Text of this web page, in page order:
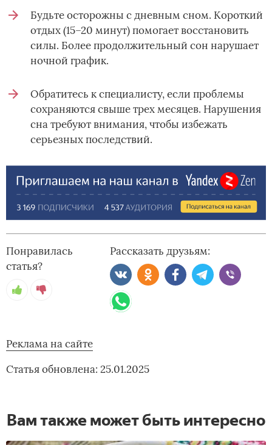
Будьте осторожны с дневным сном. Короткий
отдых (15–20 минут) помогает восстановить
силы. Более продолжительный сон нарушает
ночной график.
Обратитесь к специалисту, если проблемы
сохраняются свыше трех месяцев. Нарушения
сна требуют внимания, чтобы избежать
серьезных последствий.
Понравилась
статья?
Рассказать друзьям:
Реклама на сайте
Статья обновлена: 25.01.2025
Вам также может быть интересно